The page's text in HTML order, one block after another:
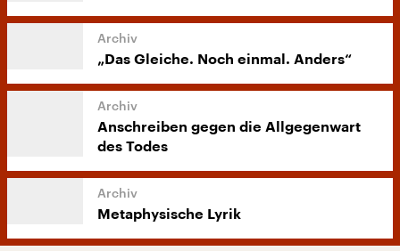
„Das Gleiche. Noch einmal. Anders“
Anschreiben gegen die Allgegenwart
des Todes
Metaphysische Lyrik